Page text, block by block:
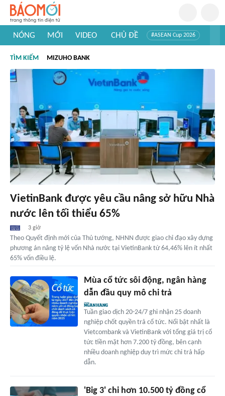
NÓNG MỚI VIDEO CHỦ ĐỀ #ASEAN Cup 2026
#Khám phá thế giới
TÌM KIẾM MIZUHO BANK
VietinBank được yêu cầu nâng sở hữu Nhà
nước lên tối thiểu 65%
3 giờ
Theo Quyết định mới của Thủ tướng, NHNN được giao chỉ đạo xây dựng
phương án nâng tỷ lệ vốn Nhà nước tại VietinBank từ 64,46% lên ít nhất
65% vốn điều lệ.
Mùa cổ tức sôi động, ngân hàng
dẫn đầu quy mô chi trả
Tuần giao dịch 20-24/7 ghi nhận 25 doanh
nghiệp chốt quyền trả cổ tức. Nổi bật nhất là
Vietcombank và VietinBank với tổng giá trị cổ
tức tiền mặt hơn 7.200 tỷ đồng, bên cạnh
nhiều doanh nghiệp duy trì mức chi trả hấp
dẫn.
'Big 3' chi hơn 10.500 tỷ đồng cổ